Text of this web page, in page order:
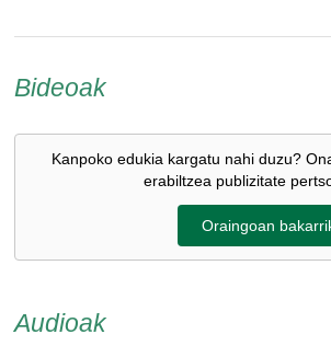
Bideoak
Kanpoko edukia kargatu nahi duzu?
erabiltzea publizitate
Oraingoan
Audioak